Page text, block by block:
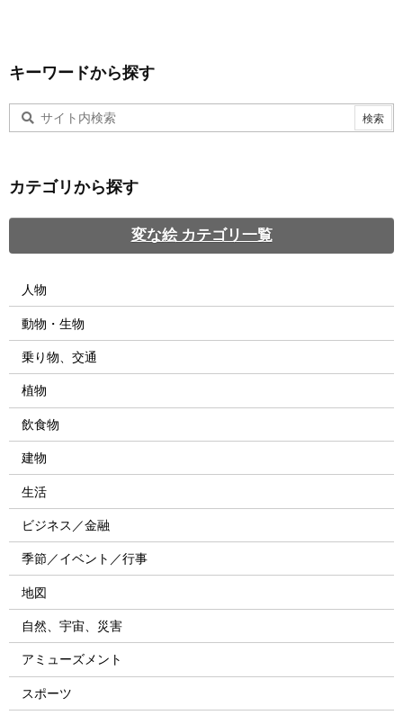
キーワードから探す
カテゴリから探す
変な絵 カテゴリ一覧
人物
動物・生物
乗り物、交通
植物
飲食物
建物
生活
ビジネス／金融
季節／イベント／行事
地図
自然、宇宙、災害
アミューズメント
スポーツ